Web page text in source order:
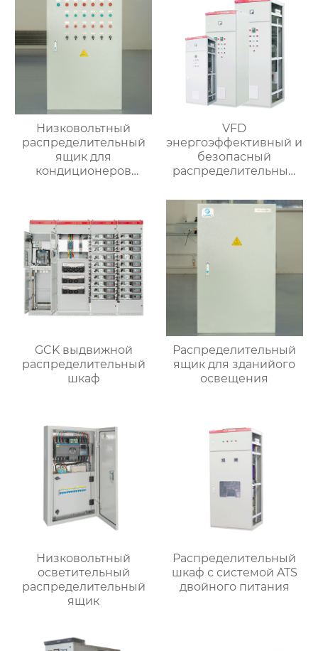
Низковольтный
распределительный
ящик для
кондиционеров
VFD
энергоэффективный и
безопасный
распределительный
GCK выдвижной
распределительный
шкаф
Распределительный
ящик для зданийого
освещения
Низковольтный
осветительный
распределительный
ящик
Распределительный
шкаф с системой ATS
двойного питания